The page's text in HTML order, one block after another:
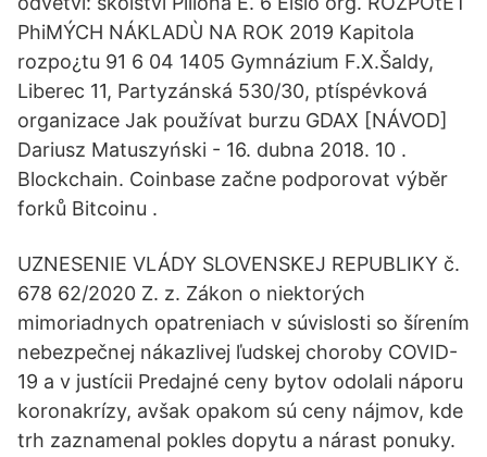
PhiMÝCH NÁKLADÙ NA ROK 2019 Kapitola
rozpo¿tu 91 6 04 1405 Gymnázium F.X.Šaldy,
Liberec 11, Partyzánská 530/30, ptíspévková
organizace Jak používat burzu GDAX [NÁVOD]
Dariusz Matuszyński - 16. dubna 2018. 10 .
Blockchain. Coinbase začne podporovat výběr
forků Bitcoinu .
UZNESENIE VLÁDY SLOVENSKEJ REPUBLIKY č.
678 62/2020 Z. z. Zákon o niektorých
mimoriadnych opatreniach v súvislosti so šírením
nebezpečnej nákazlivej ľudskej choroby COVID-
19 a v justícii Predajné ceny bytov odolali náporu
koronakrízy, avšak opakom sú ceny nájmov, kde
trh zaznamenal pokles dopytu a nárast ponuky.